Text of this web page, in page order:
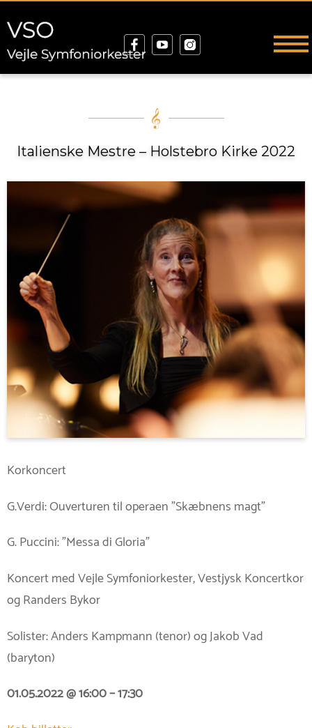
Italienske Mestre – Holstebro Kirke 2022
Korkoncert
G.Verdi: Ouverturen til operaen ”Skæbnens magt”
G. Puccini: ”Messa di Gloria”
Koncert med Vejle Symfoniorkester, Vestjysk Koncertkor
og Randers Bykor
Solister: Anders Kampmann (tenor) og Jakob Vad
(baryton)
01.05.2022 @ 16:00 – 17:30